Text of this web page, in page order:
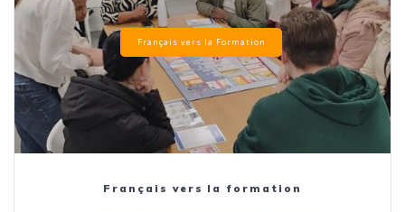
Français vers la Formation
Français vers la formation